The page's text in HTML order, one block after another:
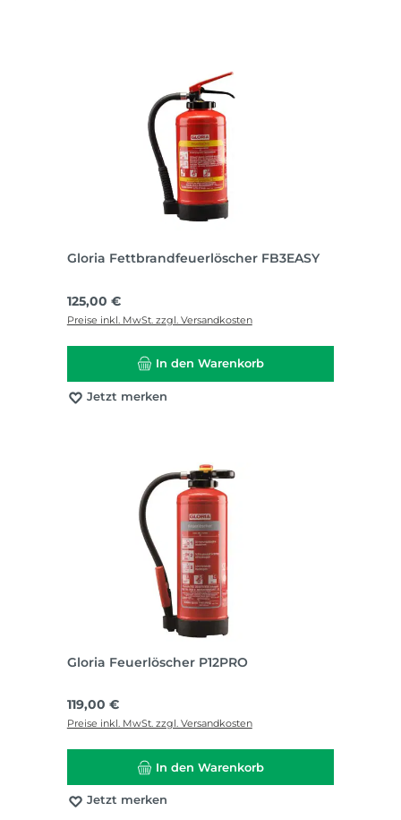
Gloria Fettbrandfeuerlöscher FB3EASY
Regulärer Preis:
125,00 €
Preise inkl. MwSt. zzgl. Versandkosten
In den Warenkorb
Jetzt merken
Gloria Feuerlöscher P12PRO
Regulärer Preis:
119,00 €
Preise inkl. MwSt. zzgl. Versandkosten
In den Warenkorb
Jetzt merken